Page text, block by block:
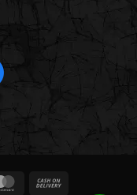
MasterCard